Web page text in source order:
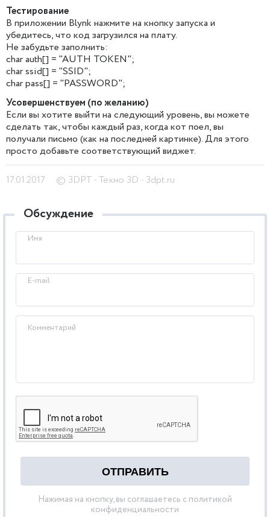
Тестирование
В приложении Blynk нажмите на кнопку запуска и
убедитесь, что код загрузился на плату.
Не забудьте заполнить:
char auth[] = "AUTH TOKEN";
char ssid[] = "SSID";
char pass[] = "PASSWORD";
Усовершенствуем (по желанию)
Если вы хотите выйти на следующий уровень, вы можете
сделать так, чтобы каждый раз, когда кот поел, вы
получали письмо (как на последней картинке). Для этого
просто добавьте соответствующий виджет.
17.01.2017 © 3DPT - Техно 3D - 3dpt.ru
Обсуждение
Имя
E-mail
Комментарий
Нажимая на кнопку, вы соглашаетесь с политикой
конфиденциальности